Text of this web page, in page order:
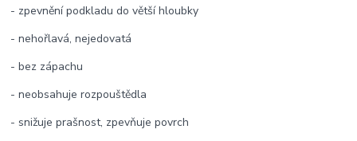
- zpevnění podkladu do větší hloubky
- nehořlavá, nejedovatá
- bez zápachu
- neobsahuje rozpouštědla
- snižuje prašnost, zpevňuje povrch